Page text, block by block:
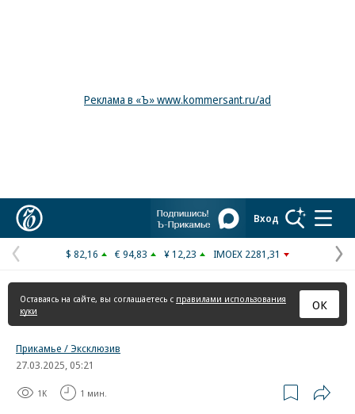
Реклама в «Ъ» www.kommersant.ru/ad
Вход
Предыдущая
страница
$ 82,16 € 94,83 ¥ 12,23 IMOEX 2281,31
Оставаясь на сайте, вы соглашаетесь с правилами использования
куки
ОК
Прикамье / Эксклюзив
27.03.2025, 05:21
1K 1 мин.